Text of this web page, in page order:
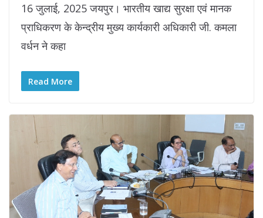
16 जुलाई, 2025 जयपुर। भारतीय खाद्य सुरक्षा एवं मानक
प्राधिकरण के केन्द्रीय मुख्य कार्यकारी अधिकारी जी. कमला
वर्धन ने कहा
Read More